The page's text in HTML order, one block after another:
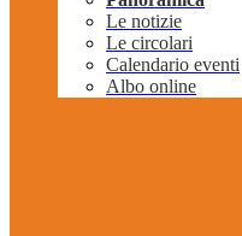
Le notizie
Le circolari
Calendario eventi
Albo online